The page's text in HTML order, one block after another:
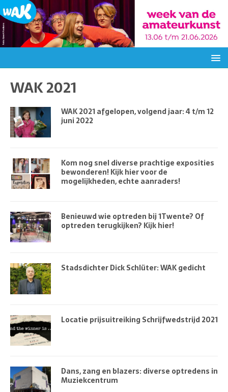
WAK 2021
WAK 2021 afgelopen, volgend jaar: 4 t/m 12
juni 2022
Kom nog snel diverse prachtige exposities
bewonderen! Kijk hier voor de
mogelijkheden, echte aanraders!
Benieuwd wie optreden bij 1Twente? Of
optreden terugkijken? Kijk hier!
Stadsdichter Dick Schlüter: WAK gedicht
Locatie prijsuitreiking Schrijfwedstrijd 2021
Dans, zang en blazers: diverse optredens in
Muziekcentrum